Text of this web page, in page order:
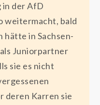
in der AfD
weitermacht, bald
hätte in Sachsen-
Juniorpartner
sie es nicht
deren Karren sie